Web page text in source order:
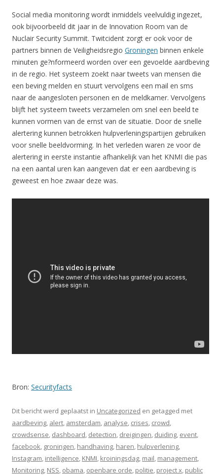
Social media monitoring wordt inmiddels veelvuldig ingezet,
ook bijvoorbeeld dit jaar in de Innovation Room van de
Nuclair Security Summit. Twitcident zorgt er ook voor de
partners binnen de Veiligheidsregio Groningen binnen enkele
minuten ge?nformeerd worden over een gevoelde aardbeving
in de regio. Het systeem zoekt naar tweets van mensen die
een beving melden en stuurt vervolgens een mail en sms
naar de aangesloten personen en de meldkamer. Vervolgens
blijft het systeem tweets verzamelen om snel een beeld te
kunnen vormen van de ernst van de situatie. Door de snelle
alertering kunnen betrokken hulpverleningspartijen gebruiken
voor snelle beeldvorming. In het verleden waren ze voor de
alertering in eerste instantie afhankelijk van het KNMI die pas
na een aantal uren kan aangeven dat er een aardbeving is
geweest en hoe zwaar deze was.
Bron: Securityfacts
Dit bericht werd geplaatst in Uncategorized en getagged met
aardbeving, alert, amsterdam, analyse, crises, crowd,
crowdsense, dashboard, detection, dreigingen, duiding, event,
facebook, groningen, handhaving, haren, hulpverlening,
Instagram, intelligence, KNMI, kroiningsdag, mail, management,
Monitoring, NSS, obama, openbare orde, politie, project x, public